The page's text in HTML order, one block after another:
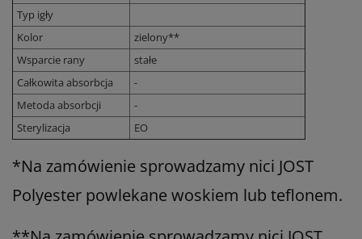
Typ igły
Kolor
zielony**
Wsparcie rany
stałe
Całkowita absorbcja
-
Metoda absorbcji
-
Sterylizacja
EO
*Na zamówienie sprowadzamy nici JOST
Polyester powlekane woskiem lub teflonem.